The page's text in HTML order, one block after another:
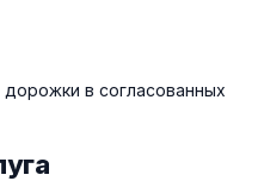
в согласованных